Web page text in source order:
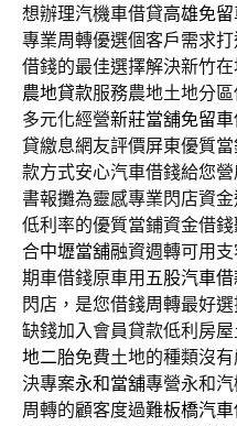
想辦理汽機車借貸高雄免
專業周轉優選個客戶需求打
借錢的最佳選擇解決新竹
農地貸款服務農地土地分
多元化經營新莊當舖免留車
貸繳息網友評價屏東優質
款方式安心汽車借錢給您
書報攤為靈感專業閃店資
低利率的優質當鋪資金借
合中壢當舖融資週轉可用
期車借錢原車用五股汽車
閃店，是您借錢周轉最好
缺錢加入會員貸款低利房
地二胎免費土地的種類沒
決專案永和當舖專營永和
周轉的顧客度過難板橋汽